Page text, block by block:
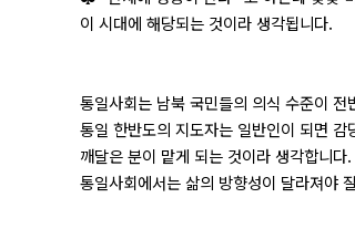
이 시대에 해당되는 것이라 생각됩니다.
통일사회는 남북 국민들의 의식 수준이 전
통일 한반도의 지도자는 일반인이 되면 감
깨달은 분이 맡게 되는 것이라 생각합니다.
통일사회에서는 삶의 방향성이 달라져야